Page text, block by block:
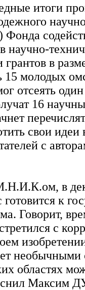
итоги
Фонда
в
15 молодых
отсеять
16
свои
с
в
к
Говорит,
с
необычными
областях